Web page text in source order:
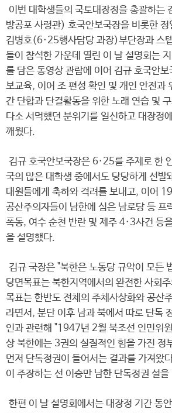
이번 대학생들의 국토대장정을 총괄하는
방공포 사령관) 호국안보국장을 비롯한
김병호(6·25행사담당 과장)부단장과 스
들이 참석한 가운데 열린 이 날 설명회는
를 담은 동영상 관람에 이어 김규 호국안
보교육, 이어 조 편성 확인 및 개인 안전과
간 단합과 단결활동을 위한 노래 연습 및
다소 서먹했던 분위기를 일신하고 대장정
깨웠다.
김규 호국안보국장은 6·25를 주제로 한
국의 많은 대학생 중에서도 당당하게 선발
대원들에게 축하와 격려를 보내고, 이어
공산주의자들이 남한에 심은 남로당 등 프
폭동, 여수 순천 반란 및 제주 4·3사건 등
을 설명했다.
김규 국장은 "북한은 노동당 규약이 모든
당면목표는 북한지역에서의 완전한 사회
목표는 한반도 전체의 주체사상화와 공산
라면서, 분단 이후 남과 북에서 따로 단독
인과 관련해 "1947년 2월 북조선 인민위
상 북한에는 3권의 실질적인 힘을 가진 정
먼저 단독정권이 들어서는 결과를 가져왔
이 주장하는 선 이승만 남한 단독정권 설을
한편 이 날 설명회에서는 대장정 기간 동